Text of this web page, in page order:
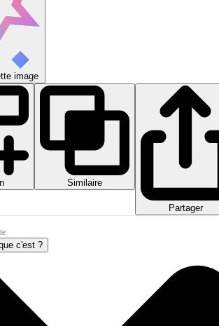
image
Similaire
Partager
c'est ?